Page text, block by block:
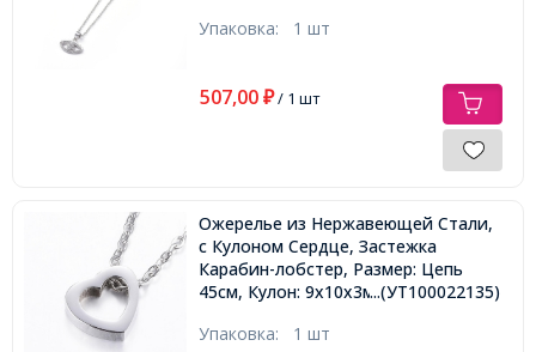
Упаковка: 1 шт
507,00 ₽/ 1 шт
Ожерелье из Нержавеющей Стали,
с Кулоном Сердце, Застежка
Карабин-лобстер, Размер: Цепь
45см, Кулон: 9x10x3мм,...(УТ100022135)
Упаковка: 1 шт